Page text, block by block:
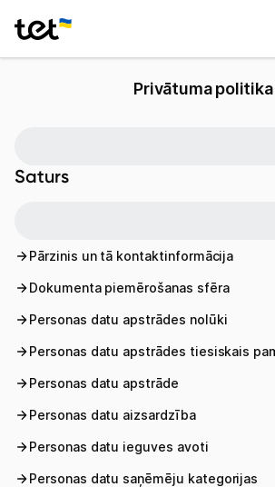
Biznesam
Privātuma politika
Saturs
Pārzinis un tā kontaktinformācija
Dokumenta piemērošanas sfēra
Personas datu apstrādes nolūki
Personas datu apstrādes tiesiskais
Personas datu apstrāde
Personas datu aizsardzība
Personas datu ieguves avoti
Personas datu saņēmēju kategorijas